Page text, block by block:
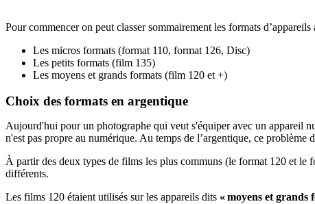
Pour commencer on peut classer sommairement les formats
Les micros formats (format 110, format 126, Disc)
Les petits formats (film 135)
Les moyens et grands formats (film 120 et +)
Choix des formats en argentique
Aujourd'hui pour un photographe qui veut s'équiper avec un appareil
n'est pas propre au numérique. Au temps de l’argentique, ce problème
À partir des deux types de films les plus communs (le format 120 et le
différents.
Les films 120 étaient utilisés sur les appareils dits « moyens et grands